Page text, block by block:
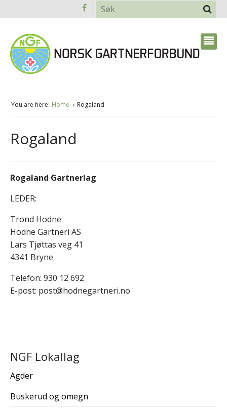
You are here: Home Rogaland
Rogaland
Rogaland Gartnerlag
LEDER:
Trond Hodne
Hodne Gartneri AS
Lars Tjøttas veg 41
4341 Bryne
Telefon: 930 12 692
E-post: post@hodnegartneri.no
NGF Lokallag
Agder
Buskerud og omegn